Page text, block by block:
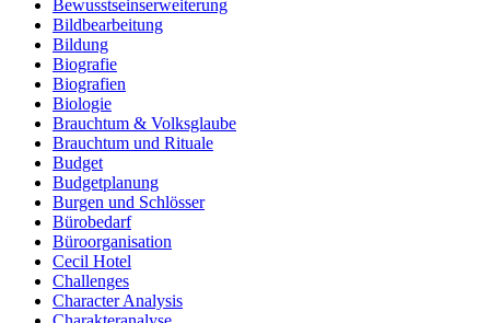
Bewusstseinserweiterung
Bildbearbeitung
Bildung
Biografie
Biografien
Biologie
Brauchtum & Volksglaube
Brauchtum und Rituale
Budget
Budgetplanung
Burgen und Schlösser
Bürobedarf
Büroorganisation
Cecil Hotel
Challenges
Character Analysis